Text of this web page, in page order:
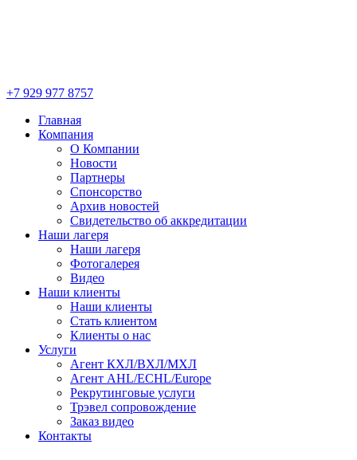
+7 929 977 8757
Главная
Компания
О Компании
Новости
Партнеры
Спонсорство
Архив новостей
Свидетельство об аккредитации
Наши лагеря
Наши лагеря
Фотогалерея
Видео
Наши клиенты
Наши клиенты
Стать клиентом
Клиенты о нас
Услуги
Агент КХЛ/ВХЛ/МХЛ
Агент AHL/ECHL/Europe
Рекрутинговые услуги
Трэвел сопровождение
Заказ видео
Контакты